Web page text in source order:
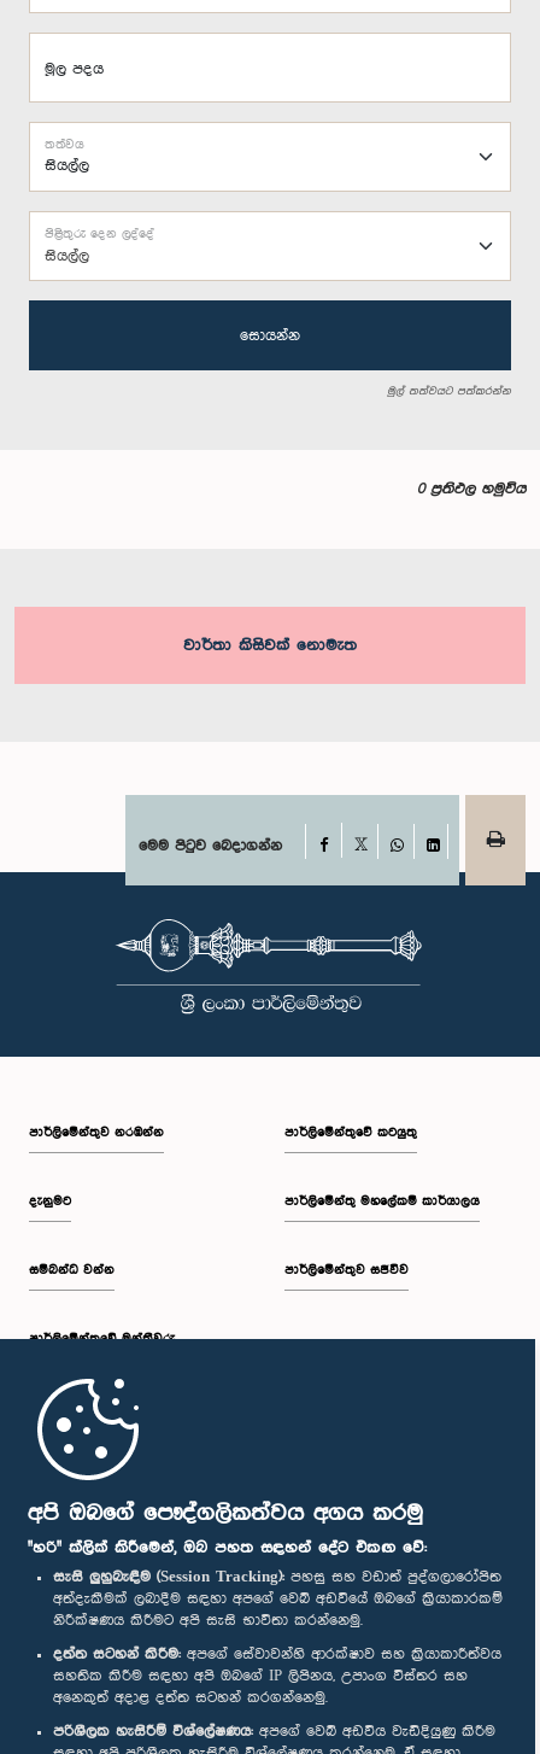
අපි ඔබගේ පෞද්ගලිකත්වය අගය කරමු
"හරි" ක්ලික් කිරීමෙන්, ඔබ පහත සඳහන් දේට එකඟ වේ:
සැසි ලුහුබැඳීම (Session Tracking): පහසු සහ වඩාත් පුද්ගලාරෝපිත
අත්දැකීමක් ලබාදීම සඳහා අපගේ වෙබ් අඩවියේ ඔබගේ ක්‍රියාකාරකම්
නිරීක්ෂණය කිරීමට අපි සැසි භාවිතා කරන්නෙමු.
දත්ත සටහන් කිරීම: අපගේ සේවාවන්හි ආරක්ෂාව සහ ක්‍රියාකාරීත්වය
සහතික කිරීම සඳහා අපි ඔබගේ IP ලිපිනය, උපාංග විස්තර සහ
අනෙකුත් අදාළ දත්ත සටහන් කරගන්නෙමු.
පරිශීලක හැසිරීම් විශ්ලේෂණය: අපගේ වෙබ් අඩවිය වැඩිදියුණු කිරීම
මූල පදය
තත්වය
සියල්ල
පිළිතුරු දෙන ලද්දේ
සොයන්න
මුල් තත්වයට පත්කරන්න
0 ප්‍රතිඵල හමුවිය
වාර්තා කිසිවක් නොමැත
මෙම පිටුව බෙදාගන්න Facebook
WhatsAppLinkedIn
පාර්ලි‌මේන්තුව නරඹන්න
දැනුමට
සම්බන්ධ වන්න
පාර්ලි‌මේන්තුවේ මන්ත්‍රීවරු
මුල් පිටුව
පාර්ලිමේන්තුවේ කටයුතු
පාර්ලිමේන්තු මහලේකම් කාර්යාලය
පාර්ලිමේන්තුව සජීවීව
පාර්ලිමේන්තු ජංගම යෙදුම
අප හා සම්බන්ධ වී සිටින්න :
සම්මාන